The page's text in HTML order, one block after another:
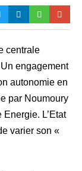
centrale
engagement
autonomie en
par Noumoury
L’Etat
varier son «